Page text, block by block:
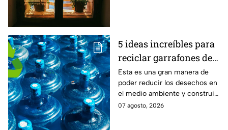
5 ideas increíbles para
reciclar garrafones de
agua que no utilizas
Esta es una gran manera de
poder reducir los desechos en
el medio ambiente y construir
grandes objetos.
07 agosto, 2026